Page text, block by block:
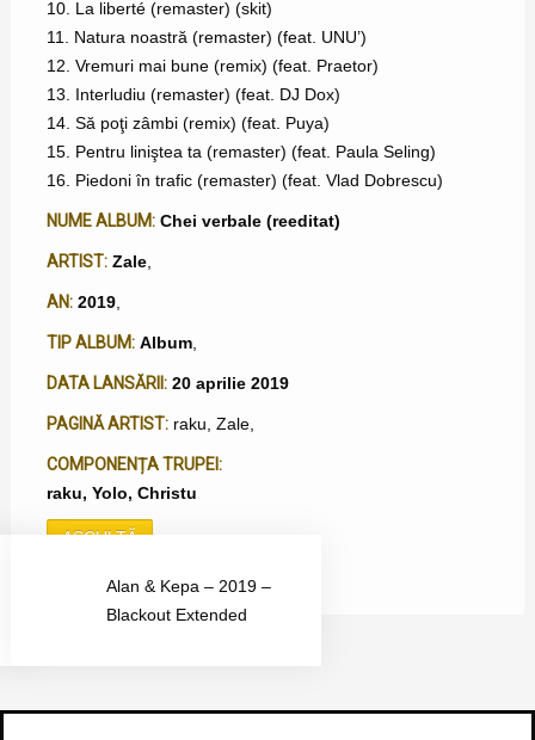
10. La liberté (remaster) (skit)
11. Natura noastră (remaster) (feat. UNU’)
12. Vremuri mai bune (remix) (feat. Praetor)
13. Interludiu (remaster) (feat. DJ Dox)
14. Să poţi zâmbi (remix) (feat. Puya)
15. Pentru liniştea ta (remaster) (feat. Paula Seling)
16. Piedoni în trafic (remaster) (feat. Vlad Dobrescu)
NUME ALBUM: Chei verbale (reeditat)
ARTIST: Zale,
AN: 2019,
TIP ALBUM: Album,
DATA LANSĂRII: 20 aprilie 2019
PAGINĂ ARTIST: raku Zale,
COMPONENȚA TRUPEI:
raku, Yolo, Christu
ASCULTĂ
Alan & Kepa – 2019 –
Blackout Extended